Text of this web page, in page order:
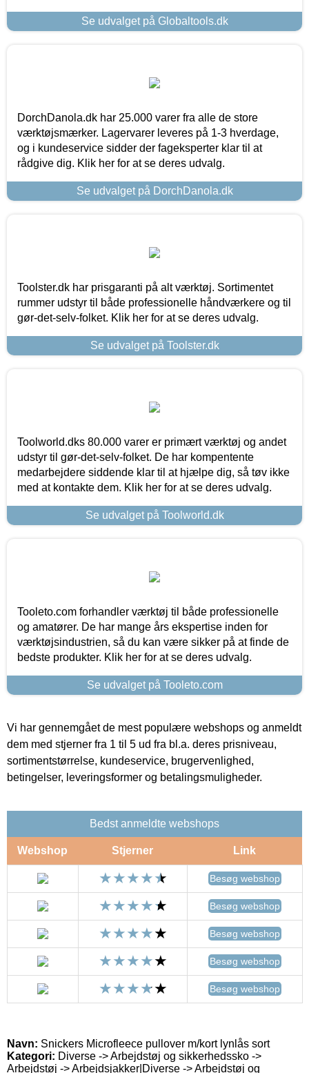
Se udvalget på Globaltools.dk
DorchDanola.dk har 25.000 varer fra alle de store
værktøjsmærker. Lagervarer leveres på 1-3 hverdage,
og i kundeservice sidder der fageksperter klar til at
rådgive dig. Klik her for at se deres udvalg.
Se udvalget på DorchDanola.dk
Toolster.dk har prisgaranti på alt værktøj. Sortimentet
rummer udstyr til både professionelle håndværkere og til
gør-det-selv-folket. Klik her for at se deres udvalg.
Se udvalget på Toolster.dk
Toolworld.dks 80.000 varer er primært værktøj og andet
udstyr til gør-det-selv-folket. De har kompentente
medarbejdere siddende klar til at hjælpe dig, så tøv ikke
med at kontakte dem. Klik her for at se deres udvalg.
Se udvalget på Toolworld.dk
Tooleto.com forhandler værktøj til både professionelle
og amatører. De har mange års ekspertise inden for
værktøjsindustrien, så du kan være sikker på at finde de
bedste produkter. Klik her for at se deres udvalg.
Se udvalget på Tooleto.com
Vi har gennemgået de mest populære webshops og anmeldt
dem med stjerner fra 1 til 5 ud fra bl.a. deres prisniveau,
sortimentstørrelse, kundeservice, brugervenlighed,
betingelser, leveringsformer og betalingsmuligheder.
Bedst anmeldte webshops
Webshop Stjerner Link
Besøg webshop
Besøg webshop
Besøg webshop
Besøg webshop
Besøg webshop
Navn: Snickers Microfleece pullover m/kort lynlås sort
Kategori: Diverse -> Arbejdstøj og sikkerhedssko ->
Arbejdstøj -> Arbejdsjakker|Diverse -> Arbejdstøj og